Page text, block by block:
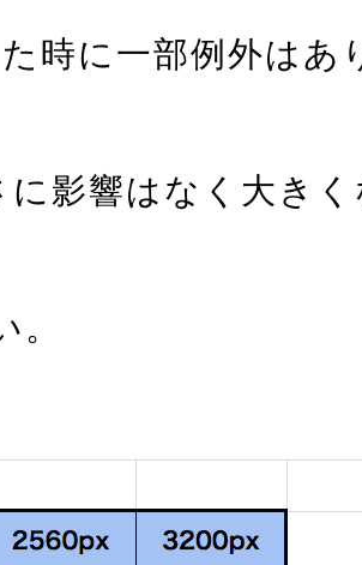
時に一部例外はあ
影響はなく大き